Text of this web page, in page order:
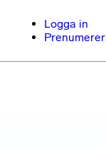
Logga in